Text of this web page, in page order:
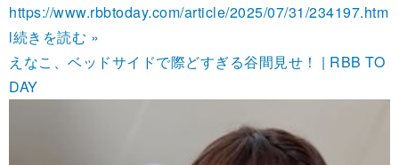
https://www.rbbtoday.com/article/2025/07/31/234197.htm
l続きを読む »
えなこ、ベッドサイドで際どすぎる谷間見せ！ | RBB TO
DAY